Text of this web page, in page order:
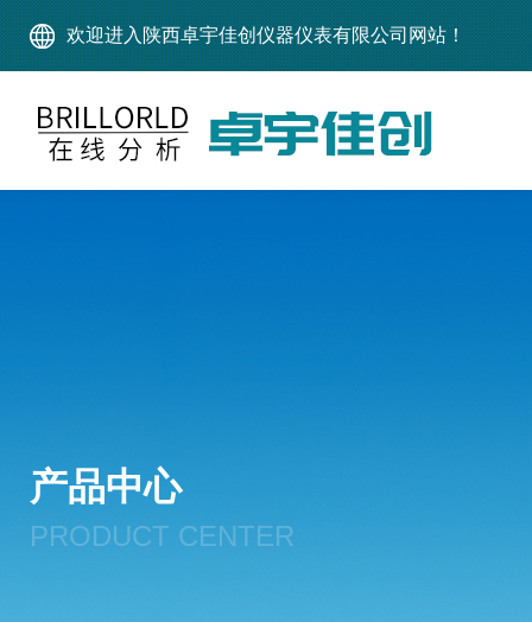
欢迎进入陕西卓宇佳创仪器仪表有限公司网站！
产品中心
PRODUCT CENTER